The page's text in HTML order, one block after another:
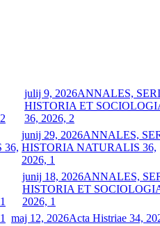
julij 9, 2026ANNALES,
HISTORIA ET
36, 2026, 2
junij 29, 2026ANNALES,
HISTORIA NATURALIS 36,
2026, 1
junij 18, 2026ANNALES,
HISTORIA ET
2026, 1
maj 12, 2026Acta Histriae 34,